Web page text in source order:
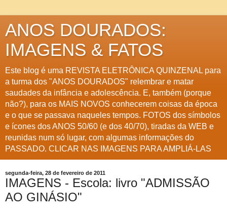
ANOS DOURADOS:
IMAGENS & FATOS
Este blog é uma REVISTA ELETRÔNICA QUINZENAL para
a turma dos "ANOS DOURADOS" relembrar e matar
saudades da infância e adolescência. E, também (porque
não?), para os MAIS NOVOS conhecerem coisas da época
e o que se passava naqueles tempos. FOTOS dos símbolos
e ícones dos ANOS 50/60 (e dos 40/70), tiradas da WEB e
reunidas num só lugar, com algumas informações do
PASSADO. CLICAR NAS IMAGENS PARA AMPLIÁ-LAS
segunda-feira, 28 de fevereiro de 2011
IMAGENS - Escola: livro "ADMISSÃO
AO GINÁSIO"